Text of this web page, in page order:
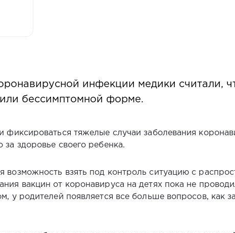
инфекции медики считали,
бессимптомной форме.
фиксироваться тяжелые случаи заболевания
за здоровье своего ребенка.
возможность взять под контроль ситуацию с
вакцин от коронавируса на детях пока не
у родителей появляется все больше вопросов, как